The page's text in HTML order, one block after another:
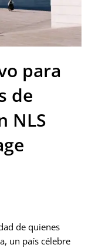
para
de
NLS
de quienes
un país célebre